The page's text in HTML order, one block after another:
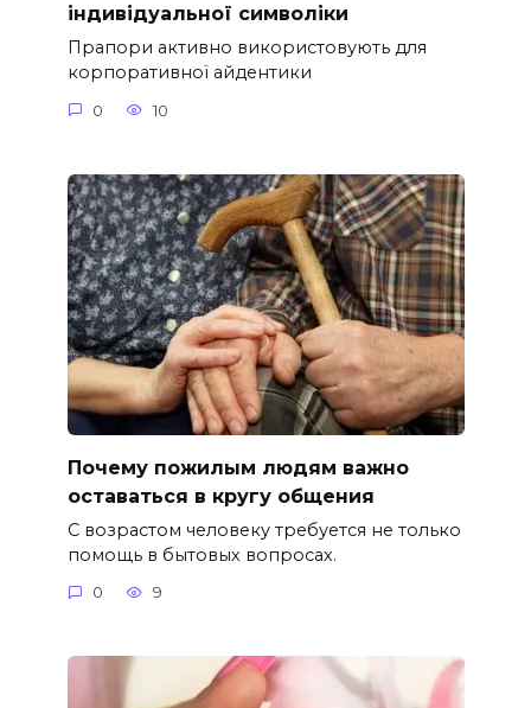
індивідуальної символіки
Прапори активно використовують для
корпоративної айдентики
0 10
Почему пожилым людям важно
оставаться в кругу общения
С возрастом человеку требуется не только
помощь в бытовых вопросах.
0 9